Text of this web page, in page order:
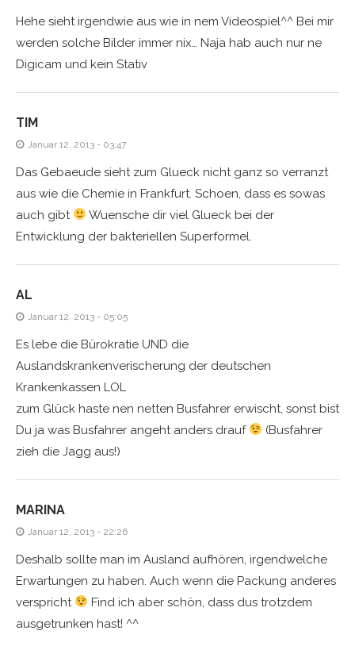
Hehe sieht irgendwie aus wie in nem Videospiel^^ Bei mir
werden solche Bilder immer nix… Naja hab auch nur ne
Digicam und kein Stativ
TIM
Januar 12, 2013 - 03:47
Das Gebaeude sieht zum Glueck nicht ganz so verranzt
aus wie die Chemie in Frankfurt. Schoen, dass es sowas
auch gibt
Wuensche dir viel Glueck bei der
Entwicklung der bakteriellen Superformel.
AL
Januar 12, 2013 - 05:05
Es lebe die Bürokratie UND die
Auslandskrankenverischerung der deutschen
Krankenkassen LOL
zum Glück haste nen netten Busfahrer erwischt, sonst bist
Du ja was Busfahrer angeht anders drauf
(Busfahrer
zieh die Jagg aus!)
MARINA
Januar 12, 2013 - 22:26
Deshalb sollte man im Ausland aufhören, irgendwelche
Erwartungen zu haben. Auch wenn die Packung anderes
verspricht
Find ich aber schön, dass dus trotzdem
ausgetrunken hast! ^^